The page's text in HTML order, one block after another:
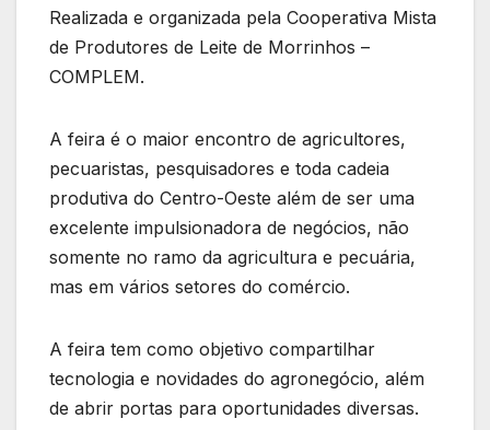
Realizada e organizada pela Cooperativa Mista
de Produtores de Leite de Morrinhos –
COMPLEM.
A feira é o maior encontro de agricultores,
pecuaristas, pesquisadores e toda cadeia
produtiva do Centro-Oeste além de ser uma
excelente impulsionadora de negócios, não
somente no ramo da agricultura e pecuária,
mas em vários setores do comércio.
A feira tem como objetivo compartilhar
tecnologia e novidades do agronegócio, além
de abrir portas para oportunidades diversas.